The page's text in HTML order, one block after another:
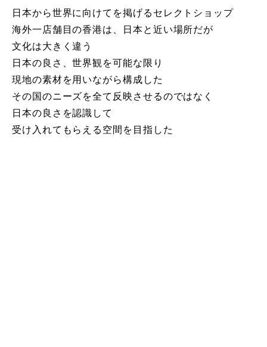
日本から世界に向けてを掲げるセレクトショップ
海外一店舗目の香港は、日本と近い場所だが
文化は大きく違う
日本の良さ、世界観を可能な限り
現地の素材を用いながら構成した
その国のニーズを全て反映させるのではなく
日本の良さを認識して
受け入れてもらえる空間を目指した